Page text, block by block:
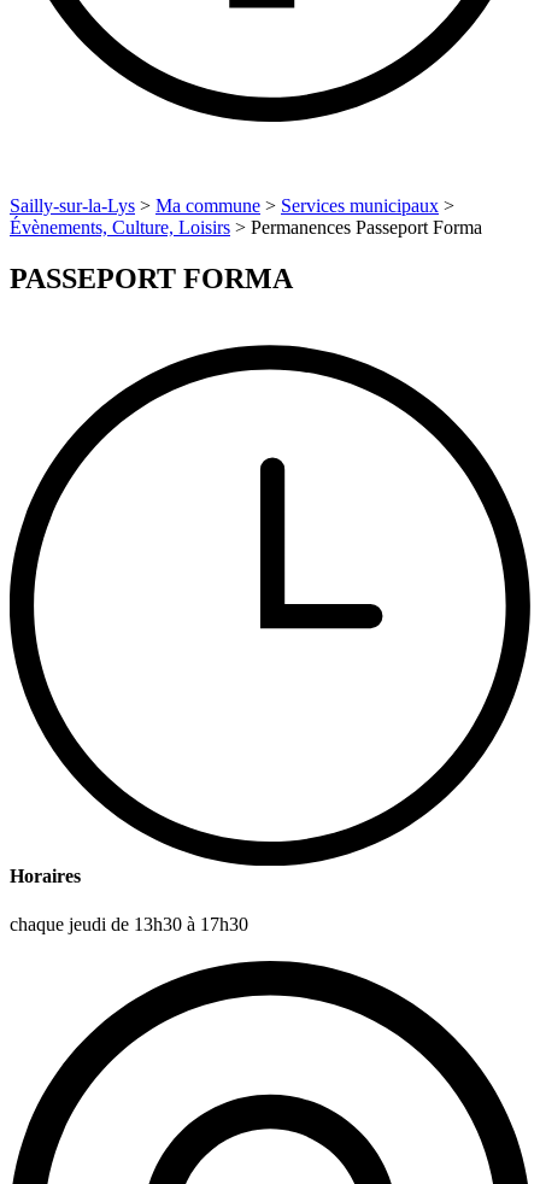
Sailly-sur-la-Lys > Ma commune > Services municipaux >
Évènements, Culture, Loisirs > Permanences Passeport Forma
PASSEPORT FORMA
Horaires
chaque jeudi de 13h30 à 17h30